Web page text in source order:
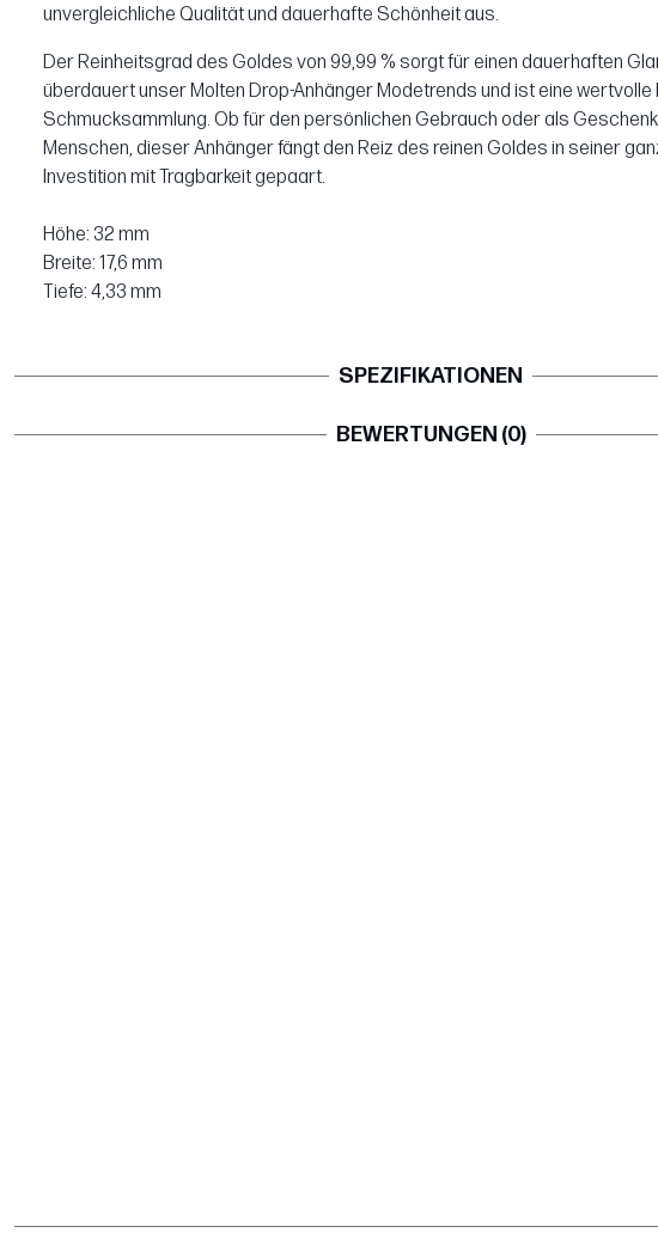
unvergleichliche Qualität und dauerhafte Schönheit aus.
Der Reinheitsgrad des Goldes von 99,99 % sorgt für einen dauerhaften
überdauert unser Molten Drop-Anhänger Modetrends und ist eine wertvolle
Schmucksammlung. Ob für den persönlichen Gebrauch oder als
Menschen, dieser Anhänger fängt den Reiz des reinen Goldes in seiner
Investition mit Tragbarkeit gepaart.
Höhe: 32 mm
Breite: 17,6 mm
Tiefe: 4,33 mm
SPEZIFIKATIONEN
BEWERTUNGEN (0)